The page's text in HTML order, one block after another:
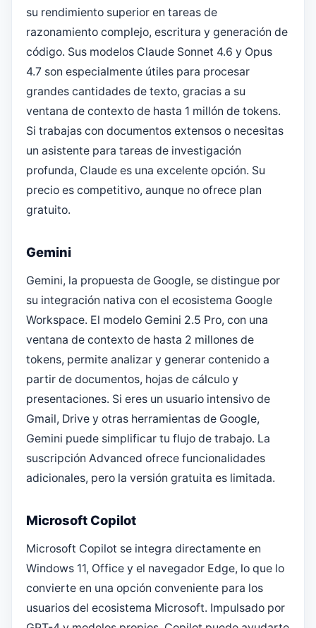
su rendimiento superior en tareas de
razonamiento complejo, escritura y generación de
código. Sus modelos Claude Sonnet 4.6 y Opus
4.7 son especialmente útiles para procesar
grandes cantidades de texto, gracias a su
ventana de contexto de hasta 1 millón de tokens.
Si trabajas con documentos extensos o necesitas
un asistente para tareas de investigación
profunda, Claude es una excelente opción. Su
precio es competitivo, aunque no ofrece plan
gratuito.
Gemini
Gemini, la propuesta de Google, se distingue por
su integración nativa con el ecosistema Google
Workspace. El modelo Gemini 2.5 Pro, con una
ventana de contexto de hasta 2 millones de
tokens, permite analizar y generar contenido a
partir de documentos, hojas de cálculo y
presentaciones. Si eres un usuario intensivo de
Gmail, Drive y otras herramientas de Google,
Gemini puede simplificar tu flujo de trabajo. La
suscripción Advanced ofrece funcionalidades
adicionales, pero la versión gratuita es limitada.
Microsoft Copilot
Microsoft Copilot se integra directamente en
Windows 11, Office y el navegador Edge, lo que lo
convierte en una opción conveniente para los
usuarios del ecosistema Microsoft. Impulsado por